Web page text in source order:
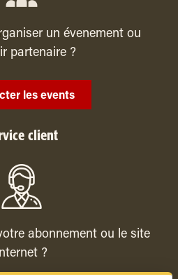
un évenement ou
partenaire ?
les events
client
abonnement ou le site
?